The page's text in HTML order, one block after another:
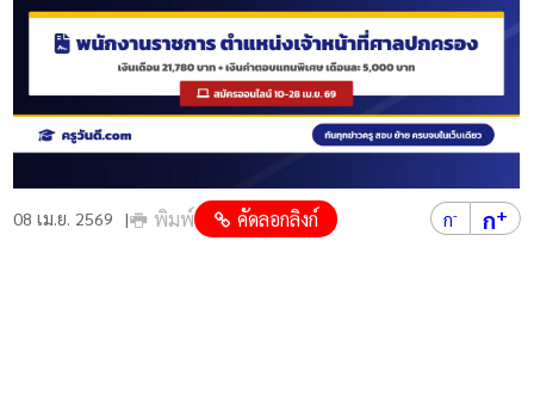
08 เม.ย. 2569 พิมพ์ คัดลอกลิงก์ ก- ก+